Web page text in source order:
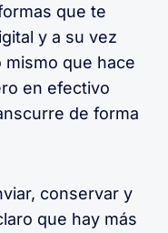
que te
y a su vez
mismo que hace
en efectivo
de forma
conservar y
que hay más